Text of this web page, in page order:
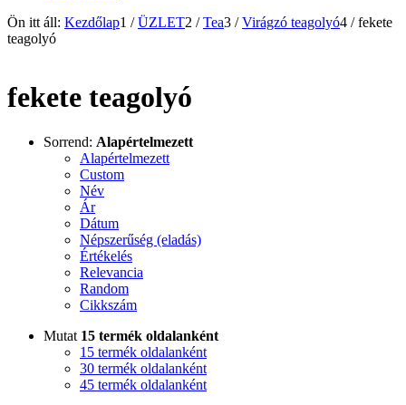
Ön itt áll: Kezdőlap1 / ÜZLET2 / Tea3 / Virágzó teagolyó4 / fekete
teagolyó
fekete teagolyó
Sorrend: Alapértelmezett
Alapértelmezett
Custom
Név
Ár
Dátum
Népszerűség (eladás)
Értékelés
Relevancia
Random
Cikkszám
Mutat 15 termék oldalanként
15 termék oldalanként
30 termék oldalanként
45 termék oldalanként